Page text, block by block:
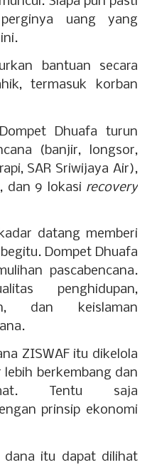
uang yang
bantuan secara
termasuk korban
Dhuafa turun
(banjir, longsor,
SAR Sriwijaya Air),
dan 9 lokasi recovery
datang memberi
Dompet Dhuafa
pascabencana.
penghidupan,
dan keislaman
ZISWAF itu dikelola
berkembang dan
Tentu saja
prinsip ekonomi
dana itu dapat dilihat